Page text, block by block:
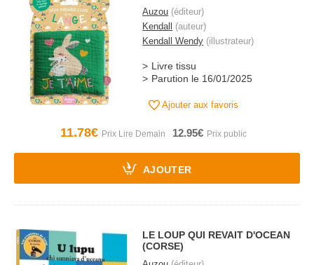
Auzou (éditeur)
Kendall
(auteur)
Kendall Wendy (illustrateur)
Livre tissu
Parution le 16/01/2025
Ajouter aux favoris
11.78€ 12.95€
AJOUTER
LE LOUP QUI REVAIT D'OCEAN
(CORSE)